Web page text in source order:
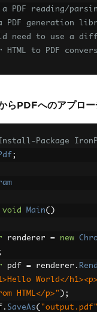
PDF reading/
PDF generation
need to use a
to PDF
らPDFへのアプロー
Package
;
void Main()
renderer = new
pdf = renderer .
World</
HTML</p>" );
. SaveAs( "output.pdf"